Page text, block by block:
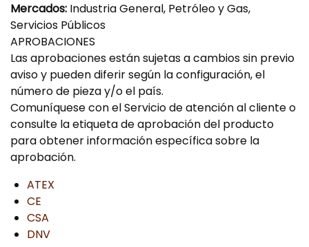
Mercados: Industria General, Petróleo y Gas,
Servicios Públicos
APROBACIONES
Las aprobaciones están sujetas a cambios sin previo
aviso y pueden diferir según la configuración, el
número de pieza y/o el país.
Comuníquese con el Servicio de atención al cliente o
consulte la etiqueta de aprobación del producto
para obtener información específica sobre la
aprobación.
ATEX
CE
CSA
DNV